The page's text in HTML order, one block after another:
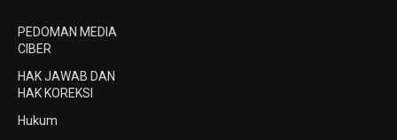
PEDOMAN MEDIA
CIBER
HAK JAWAB DAN
HAK KOREKSI
Hukum